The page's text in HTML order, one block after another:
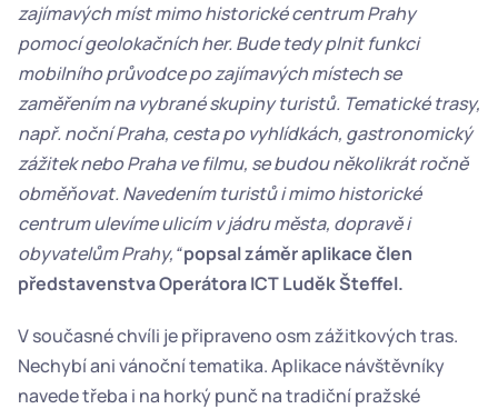
zajímavých míst mimo historické centrum Prahy
pomocí geolokačních her. Bude tedy plnit funkci
mobilního průvodce po zajímavých místech se
zaměřením na vybrané skupiny turistů. Tematické trasy,
např. noční Praha, cesta po vyhlídkách, gastronomický
zážitek nebo Praha ve filmu, se budou několikrát ročně
obměňovat. Navedením turistů i mimo historické
centrum ulevíme ulicím v jádru města, dopravě i
obyvatelům Prahy,“popsal záměr aplikace člen
představenstva Operátora ICT Luděk Šteffel.
V současné chvíli je připraveno osm zážitkových tras.
Nechybí ani vánoční tematika. Aplikace návštěvníky
navede třeba i na horký punč na tradiční pražské